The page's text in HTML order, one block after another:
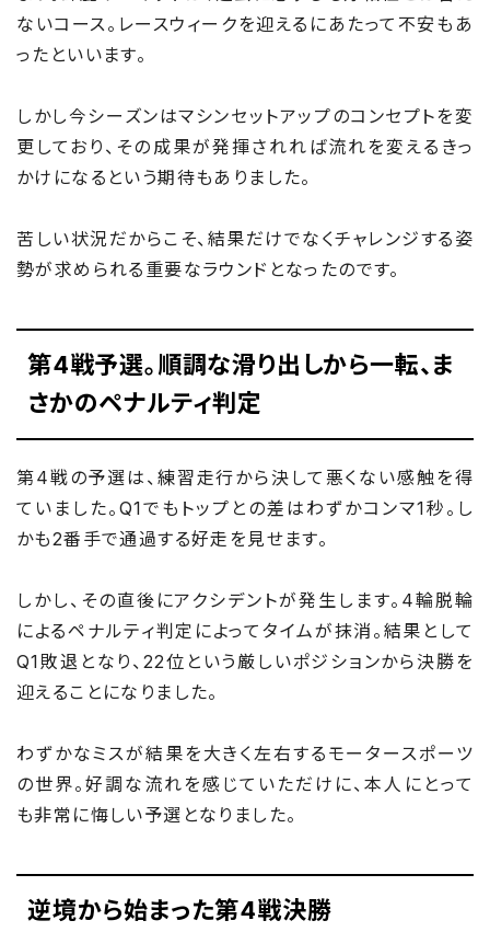
ないコース。レースウィークを迎えるにあたって不安もあ
ったといいます。
しかし今シーズンはマシンセットアップのコンセプトを変
更しており、その成果が発揮されれば流れを変えるきっ
かけになるという期待もありました。
苦しい状況だからこそ、結果だけでなくチャレンジする姿
勢が求められる重要なラウンドとなったのです。
第4戦予選。順調な滑り出しから一転、ま
さかのペナルティ判定
第4戦の予選は、練習走行から決して悪くない感触を得
ていました。Q1でもトップとの差はわずかコンマ1秒。し
かも2番手で通過する好走を見せます。
しかし、その直後にアクシデントが発生します。4輪脱輪
によるペナルティ判定によってタイムが抹消。結果として
Q1敗退となり、22位という厳しいポジションから決勝を
迎えることになりました。
わずかなミスが結果を大きく左右するモータースポーツ
の世界。好調な流れを感じていただけに、本人にとって
も非常に悔しい予選となりました。
逆境から始まった第4戦決勝